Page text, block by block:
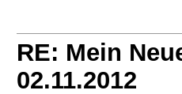
RE: Mein
02.11.2012